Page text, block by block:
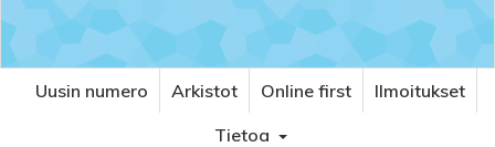
Uusin numero Arkistot Online first
Ilmoitukset
Tietoa